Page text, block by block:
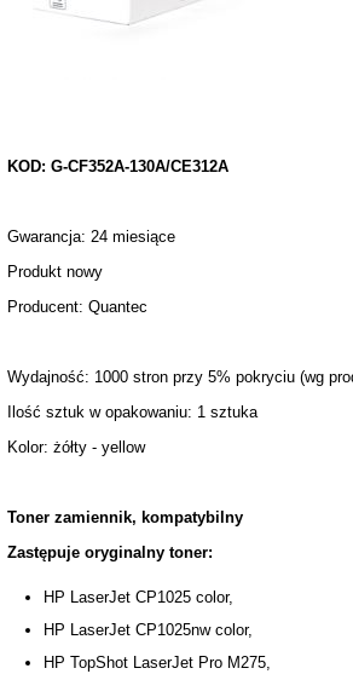
KOD: G-CF352A-130A/CE312A
Gwarancja: 24 miesiące
Produkt nowy
Producent: Quantec
Wydajność: 1000 stron przy 5% pokryciu (wg
Ilość sztuk w opakowaniu: 1 sztuka
Kolor: żółty - yellow
Toner zamiennik, kompatybilny
Zastępuje oryginalny toner:
HP LaserJet CP1025 color,
HP LaserJet CP1025nw color,
HP TopShot LaserJet Pro M275,